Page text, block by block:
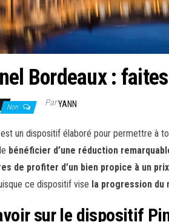
Bordeaux :
Non ParYANN
est un dispositif élaboré pour permettre à
bénéficier d’une réduction
de profiter d’un bien propice à un
ce dispositif vise la progression du
sur le dispositif